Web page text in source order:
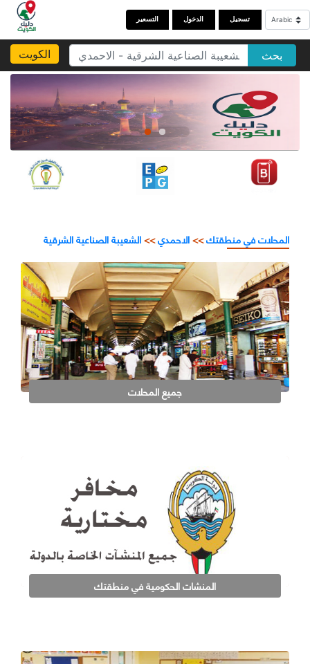
التسعير الدخول تسجيل
الكويت بحث
المحلات في منطقتك>>الاحمدي>>الشعيبة الصناعية الشرقية
جميع المحلات
المنشات الحكومية في منطقتك